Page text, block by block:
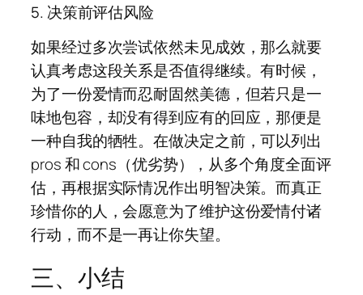
5. 决策前评估风险
如果经过多次尝试依然未见成效，那么就要
认真考虑这段关系是否值得继续。有时候，
为了一份爱情而忍耐固然美德，但若只是一
味地包容，却没有得到应有的回应，那便是
一种自我的牺牲。在做决定之前，可以列出
pros 和 cons（优劣势），从多个角度全面评
估，再根据实际情况作出明智决策。而真正
珍惜你的人，会愿意为了维护这份爱情付诸
行动，而不是一再让你失望。
三、小结